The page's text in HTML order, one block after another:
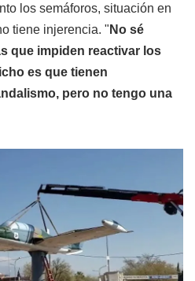
los semáforos, situación en
tiene injerencia. " No sé
que impiden reactivar los
es que tienen
pero no tengo una